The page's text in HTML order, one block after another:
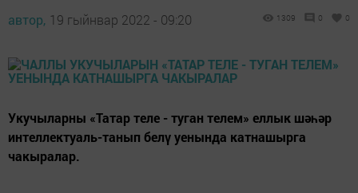
автор, 19 гыйнвар 2022 - 09:20 1309 0 0
Укучыларны «Татар теле - туган телем» еллык шәһәр
интеллектуаль-танып белү уенында катнашырга
чакыралар.